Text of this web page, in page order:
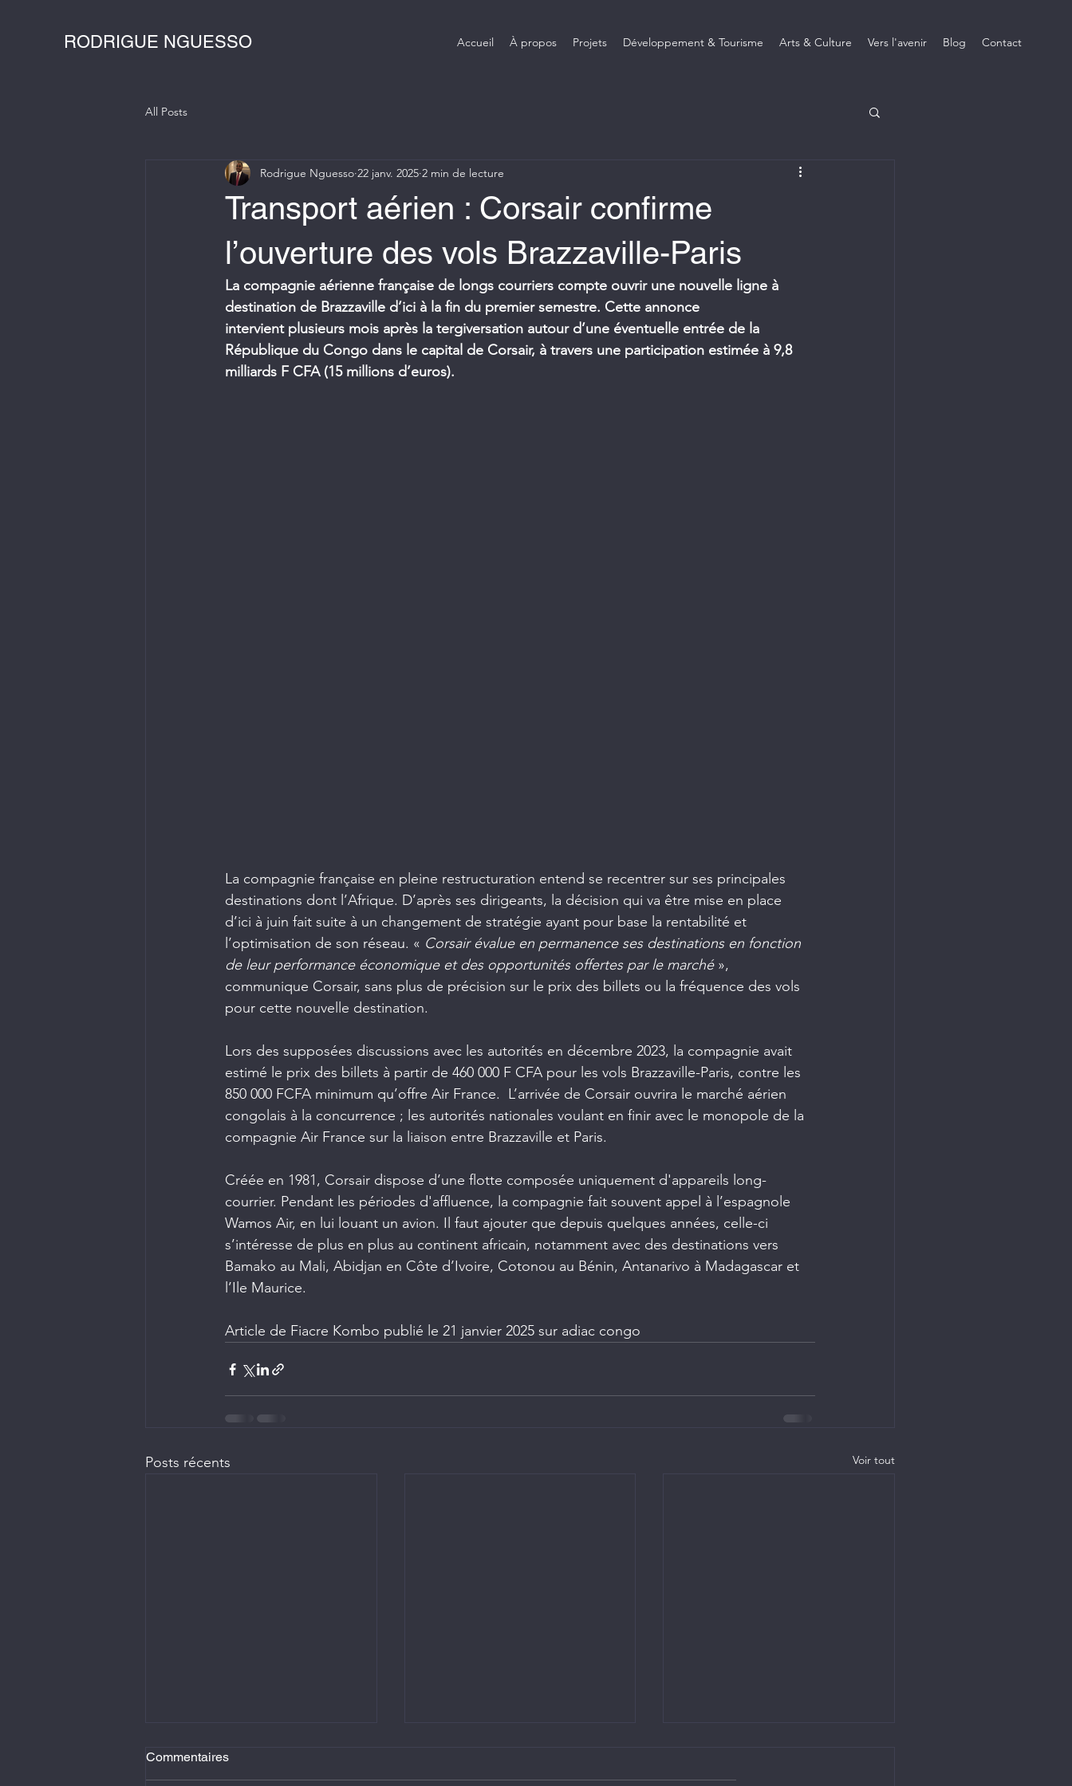
RODRIGUE NGUESSO Accueil À propos Projets Développement & Tourisme Arts & Culture Vers l'avenir Blog Contact
All Posts
Transport aérien : Corsair confirme
l’ouverture des vols Brazzaville-Paris
Rodrigue Nguesso 22 janv. 2025 2 min de lecture
La compagnie aérienne française de longs courriers compte ouvrir une nouvelle ligne à
destination de Brazzaville d’ici à la fin du premier semestre. Cette annonce
intervient plusieurs mois après la tergiversation autour d’une éventuelle entrée de la
République du Congo dans le capital de Corsair, à travers une participation estimée à 9,8
milliards F CFA (15 millions d’euros).
La compagnie française en pleine restructuration entend se recentrer sur ses principales
destinations dont l’Afrique. D’après ses dirigeants, la décision qui va être mise en place
d’ici à juin fait suite à un changement de stratégie ayant pour base la rentabilité et
l’optimisation de son réseau. « Corsair évalue en permanence ses destinations en fonction
de leur performance économique et des opportunités offertes par le marché »,
communique Corsair, sans plus de précision sur le prix des billets ou la fréquence des vols
pour cette nouvelle destination.
Lors des supposées discussions avec les autorités en décembre 2023, la compagnie avait
estimé le prix des billets à partir de 460 000 F CFA pour les vols Brazzaville-Paris, contre les
850 000 FCFA minimum qu’offre Air France.  L’arrivée de Corsair ouvrira le marché aérien
congolais à la concurrence ; les autorités nationales voulant en finir avec le monopole de la
compagnie Air France sur la liaison entre Brazzaville et Paris.
Créée en 1981, Corsair dispose d’une flotte composée uniquement d'appareils long-
courrier. Pendant les périodes d'affluence, la compagnie fait souvent appel à l’espagnole
Wamos Air, en lui louant un avion. Il faut ajouter que depuis quelques années, celle-ci
s’intéresse de plus en plus au continent africain, notamment avec des destinations vers
Bamako au Mali, Abidjan en Côte d’Ivoire, Cotonou au Bénin, Antanarivo à Madagascar et
l’Ile Maurice.
Article de Fiacre Kombo publié le 21 janvier 2025 sur adiac congo
Posts récents Voir tout
Commentaires